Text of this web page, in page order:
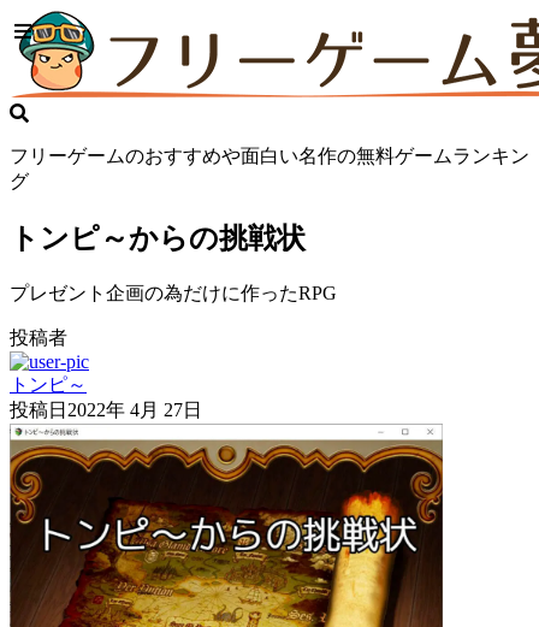
フリーゲームのおすすめや面白い名作の無料ゲームランキン
グ
トンピ～からの挑戦状
プレゼント企画の為だけに作ったRPG
投稿者
トンピ～
投稿日 2022年 4月 27日